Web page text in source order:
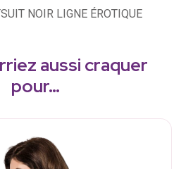
aussi craquer
pour…